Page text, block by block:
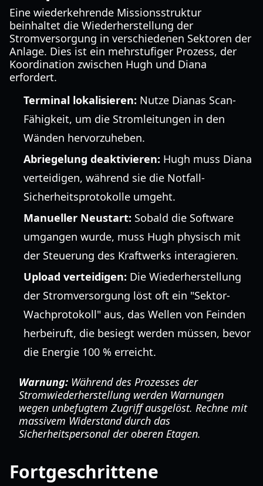
Eine wiederkehrende Missionsstruktur
beinhaltet die Wiederherstellung der
Stromversorgung in verschiedenen Sektoren der
Anlage. Dies ist ein mehrstufiger Prozess, der
Koordination zwischen Hugh und Diana
erfordert.
Terminal lokalisieren: Nutze Dianas Scan-
Fähigkeit, um die Stromleitungen in den
Wänden hervorzuheben.
Abriegelung deaktivieren: Hugh muss Diana
verteidigen, während sie die Notfall-
Sicherheitsprotokolle umgeht.
Manueller Neustart: Sobald die Software
umgangen wurde, muss Hugh physisch mit
der Steuerung des Kraftwerks interagieren.
Upload verteidigen: Die Wiederherstellung
der Stromversorgung löst oft ein "Sektor-
Wachprotokoll" aus, das Wellen von Feinden
herbeiruft, die besiegt werden müssen, bevor
die Energie 100 % erreicht.
Warnung: Während des Prozesses der
Stromwiederherstellung werden Warnungen
wegen unbefugtem Zugriff ausgelöst. Rechne mit
massivem Widerstand durch das
Sicherheitspersonal der oberen Etagen.
Fortgeschrittene